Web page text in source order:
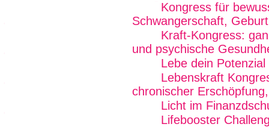
Kongress für
Schwangerschaft,
Kraft-Kongress:
und psychische
Lebe dein Potenzial
Lebenskraft
chronischer
Licht im
Lifebooster